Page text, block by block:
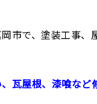
市で、塗装工事
瓦屋根、漆喰な